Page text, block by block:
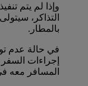
وإذا لم يتم
التذاكر،
بالمطار.
في حالة عدم
إجراءات
المسافر معه